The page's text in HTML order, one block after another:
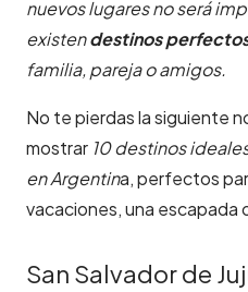
nuevos lugares no será
existendestinos
familia, pareja o amigos.
No te pierdas la siguiente
mostrar 10 destinos
en Argentina, perfectos
vacaciones, una escapada
San Salvador de